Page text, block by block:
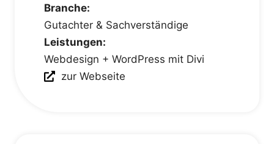
Branche:
Gutachter & Sachverständige
Leistungen:
Webdesign + WordPress mit Divi
zur Webseite